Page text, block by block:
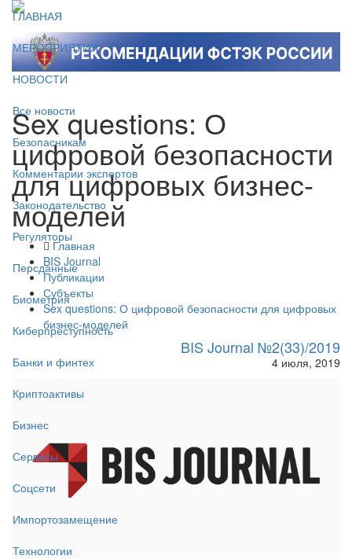
ГЛАВНАЯ
МЕРОПРИЯТИЯ
НОВОСТИ
Все новости
Безопасникам
Комментарии экспертов
Законодательство
Регуляторы
Персданные
Биометрия
Киберпреступность
Банки и финтех
Криптоактивы
Бизнес
Сервисы
Соцсети
Импортозамещение
Технологии
Sex questions: О
цифровой безопасности
для цифровых бизнес-
моделей
Главная
BIS Journal
Публикации
Субъекты
Sex questions: О цифровой безопасности для цифровых
бизнес-моделей
BIS Journal №2(33)/2019
4 июля, 2019